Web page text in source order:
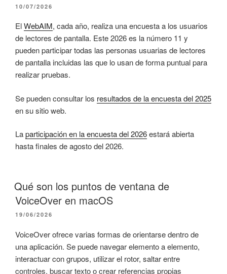
PUBLICADO
10/07/2026
ElWebAIM, cada año, realiza una encuesta a los usuarios
de lectores de pantalla. Este 2026 es la número 11 y
pueden participar todas las personas usuarias de lectores
de pantalla incluidas las que lo usan de forma puntual para
realizar pruebas.
Se pueden consultar los resultados de la encuesta del 2025
en su sitio web.
Laparticipación en la encuesta del 2026estará abierta
hasta finales de agosto del 2026.
Qué son los puntos de ventana de
VoiceOver en macOS
PUBLICADO
19/06/2026
VoiceOver ofrece varias formas de orientarse dentro de
una aplicación. Se puede navegar elemento a elemento,
interactuar con grupos, utilizar el rotor, saltar entre
controles, buscar texto o crear referencias propias